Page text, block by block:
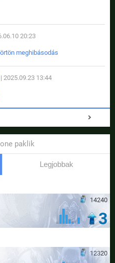
20:23
meghibásodás
| 2025.09.23 13:44
paklik
Legjobbak
14240
3
12320